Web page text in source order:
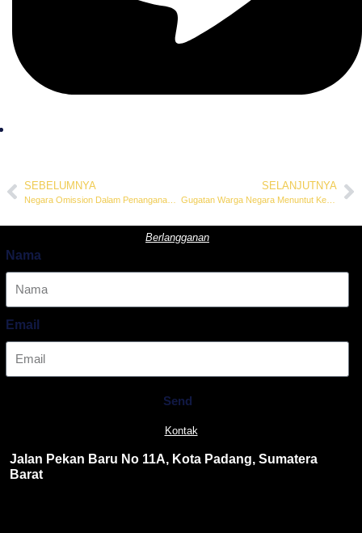
SEBELUMNYA SELANJUTNYA
Gugatan Warga Negara Menuntut Keadilan Ekologis atas Bencana Ekologis di Sumatera Barat Resmi Memasuki Babak Baru
Berlangganan
Nama
Email
Send
Kontak
Jalan Pekan Baru No 11A, Kota Padang, Sumatera
Barat